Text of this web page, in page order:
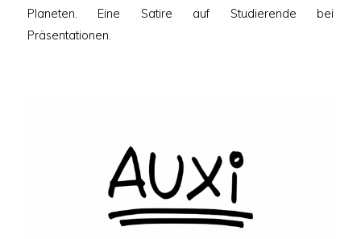
Planeten. Eine Satire auf Studierende bei
Präsentationen.